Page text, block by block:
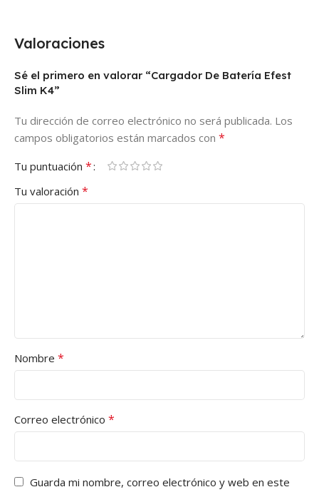
Valoraciones
Sé el primero en valorar “Cargador De Batería Efest
Slim K4”
Tu dirección de correo electrónico no será publicada. Los
campos obligatorios están marcados con *
Tu puntuación *
Tu valoración *
Nombre *
Correo electrónico *
Guarda mi nombre, correo electrónico y web en este